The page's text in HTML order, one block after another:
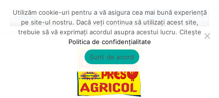
Utilizăm cookie-uri pentru a vă asigura cea mai bună experiență
pe site-ul nostru. Dacă veți continua să utilizați acest site,
trebuie să vă exprimați acordul asupra acestui lucru. Citește
Politica de confidențialitate
Sunt de acord